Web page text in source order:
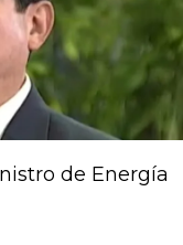
de Energía